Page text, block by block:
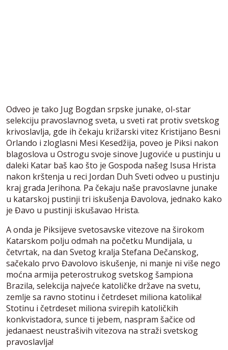
Odveo je tako Jug Bogdan srpske junake, ol-star
selekciju pravoslavnog sveta, u sveti rat protiv svetskog
krivoslavlja, gde ih čekaju križarski vitez Kristijano Besni
Orlando i zloglasni Mesi Kesedžija, poveo je Piksi nakon
blagoslova u Ostrogu svoje sinove Jugoviće u pustinju u
daleki Katar baš kao što je Gospoda našeg Isusa Hrista
nakon krštenja u reci Jordan Duh Sveti odveo u pustinju
kraj grada Jerihona. Pa čekaju naše pravoslavne junake
u katarskoj pustinji tri iskušenja Đavolova, jednako kako
je Đavo u pustinji iskušavao Hrista.
A onda je Piksijeve svetosavske vitezove na širokom
Katarskom polju odmah na početku Mundijala, u
četvrtak, na dan Svetog kralja Stefana Dečanskog,
sačekalo prvo Đavolovo iskušenje, ni manje ni više nego
moćna armija peterostrukog svetskog šampiona
Brazila, selekcija najveće katoličke države na svetu,
zemlje sa ravno stotinu i četrdeset miliona katolika!
Stotinu i četrdeset miliona svirepih katoličkih
konkvistadora, sunce ti jebem, naspram šačice od
jedanaest neustrašivih vitezova na straži svetskog
pravoslavlja!